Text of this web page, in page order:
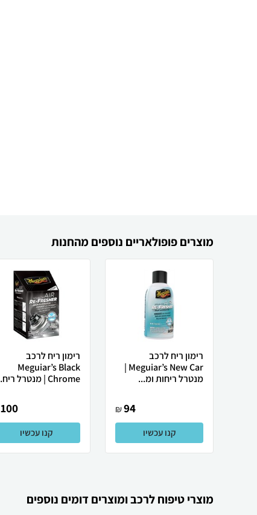
מוצרים פופולאריים נוספים מהחנות
רימון ריח לרכב
Meguiar’s New Car |
מנטרל ריחות ומ...
94
₪
קנו עכשיו
רימון ריח לרכב
Meguiar’s Black
Chrome | מנטרל ריח...
100
קנו עכשיו
מוצרי טיפוח לרכב ומוצרים דומים נוספים